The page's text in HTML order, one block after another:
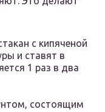
с кипяченой
и ставят в
1 раз в два
состоящим